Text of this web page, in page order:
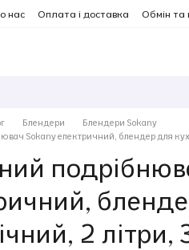
нас Оплата і доставка Обмін та
Блендери
Блендери Sokany
Sokany електричний, блендер для
2 літри,